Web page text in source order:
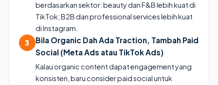
berdasarkan sektor: beauty dan F&B lebih kuat di
TikTok; B2B dan professional services lebih kuat
di Instagram.
3
Bila Organic Dah Ada Traction, Tambah Paid
Social (Meta Ads atau TikTok Ads)
Kalau organic content dapat engagement yang
konsisten, baru consider paid social untuk